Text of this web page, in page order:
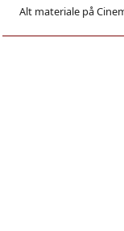
Alt materiale på